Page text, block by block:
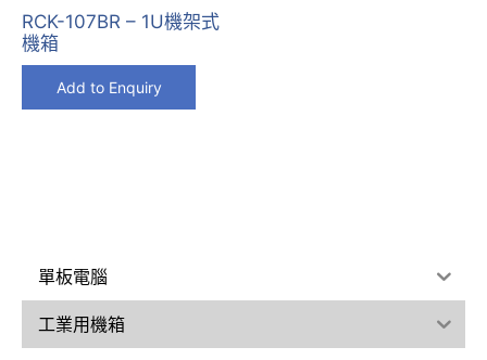
RCK-107BR – 1U機架式
機箱
Add to Enquiry
單板電腦
工業用機箱